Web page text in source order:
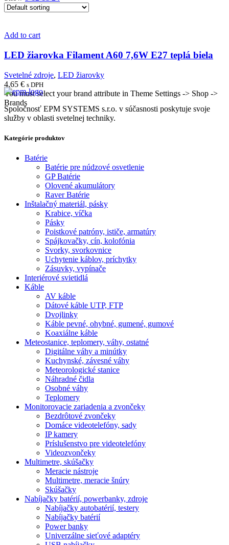
Add to cart
LED žiarovka Filament A60 7,6W E27 teplá biela
Svetelné zdroje, LED žiarovky
4,65 € s DPH
You must select your brand attribute in Theme Settings -> Shop ->
Brands
Spoločnosť EPM SYSTEMS s.r.o. v súčasnosti poskytuje svoje
služby v oblasti svetelnej techniky.
Kategórie produktov
Batérie
Batérie pre núdzové osvetlenie
GP Batérie
Olovené akumulátory
Raver Batérie
Inštalačný materiál, pásky
Krabice, víčka
Pásky
Poistkové patróny, ističe, armatúry
Spájkovačky, cín, kolofónia
Svorky, svorkovnice
Uchytenie káblov, príchytky
Zásuvky, vypínače
Interiérové svietidlá
Káble
AV káble
Dátové káble UTP, FTP
Dvojlinky
Káble pevné, ohybné, gumené, gumové
Koaxiálne káble
Meteostanice, teplomery, váhy, ostatné
Digitálne váhy a minútky
Kuchynské, závesné váhy
Meteorologické stanice
Náhradné čidla
Osobné váhy
Teplomery
Monitorovacie zariadenia a zvončeky
Bezdrôtové zvončeky
Domáce videotelefóny, sady
IP kamery
Príslušenstvo pre videotelefóny
Videozvončeky
Multimetre, skúšačky
Meracie nástroje
Multimetre, meracie šnúry
Skúšačky
Nabíjačky batérií, powerbanky, zdroje
Nabíjačky autobatérií, testery
Nabíjačky batérií
Power banky
Univerzálne sieťové adaptéry